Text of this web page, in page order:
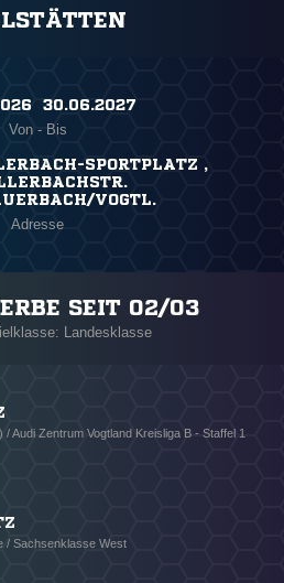
30.06.2027
Von - Bis
SPORTPLATZ ,
VOGTL.
Adresse
SEIT 02/03
Landesklasse
/ Audi Zentrum Vogtland Kreisliga B - Staffel 1
/ Sachsenklasse West